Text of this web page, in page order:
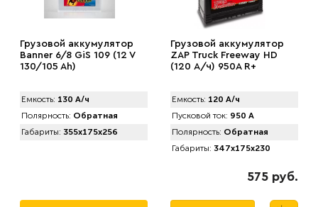
Грузовой аккумулятор
Banner 6/8 GiS 109 (12 V
130/105 Ah)
Емкость: 130 А/ч
Полярность: Обратная
Габариты: 355x175x256
Грузовой аккумулятор
ZAP Truck Freeway HD
(120 А/ч) 950A R+
Емкость: 120 А/ч
Пусковой ток: 950 А
Полярность: Обратная
Габариты: 347x175x230
575 руб.